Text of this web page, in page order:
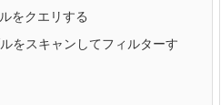
をクエリする
をスキャンしてフィルターす